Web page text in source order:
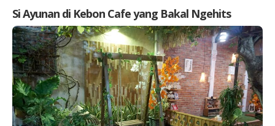
Si Ayunan di Kebon Cafe yang Bakal Ngehits